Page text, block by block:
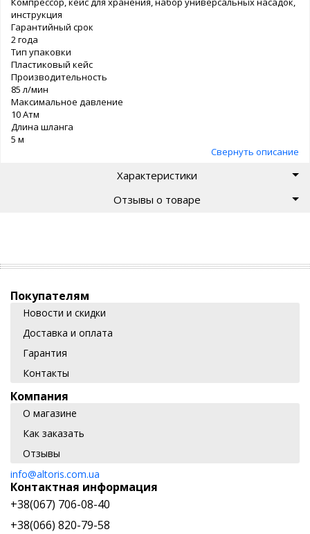
инструкция
Гарантийный срок
2 года
Тип упаковки
Пластиковый кейс
Производительность
85 л/мин
Максимальное давление
10 Атм
Длина шланга
5 м
Свернуть описание
Характеристики
Отзывы о товаре
Покупателям
Новости и скидки
Доставка и оплата
Гарантия
Контакты
Компания
О магазине
Как заказать
Отзывы
info@altoris.com.ua
Контактная информация
+38(067) 706-08-40
+38(066) 820-79-58